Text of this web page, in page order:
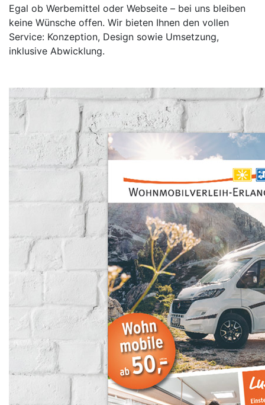
Egal ob Werbemittel oder Webseite – bei uns bleiben
keine Wünsche offen. Wir bieten Ihnen den vollen
Service: Konzeption, Design sowie Umsetzung,
inklusive Abwicklung.